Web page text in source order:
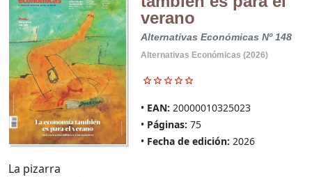
verano
Alternativas Económicas Nº 148
Alternativas Económicas (2026)
EAN: 20000010325023
Páginas: 75
Fecha de edición: 2026
La pizarra